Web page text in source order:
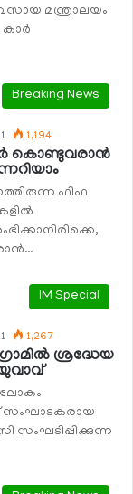
മന്ത്രാലയം
കാര്‍
Breaking News
1,194
കൊണ്ടുവരാന്‍
ഫിഫ
IM Special
1,267
ശ്രദ്ധേയ
ലോകം
സംഘാടകരായ
സംഘടിപ്പിക്കുന്ന